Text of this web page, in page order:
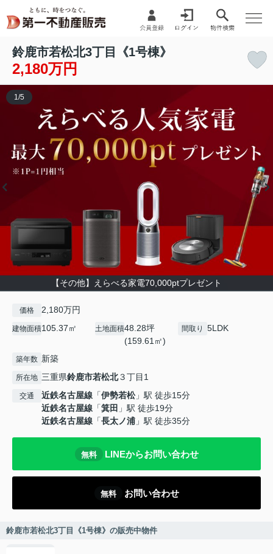
鈴鹿市若松北3丁目《1号棟》
2,180万円
【その他】えらべる家電70,000ptプレゼント
1 /5
価格 2,180万円
建物面積105.37㎡ 土地面積48.28坪
(159.61㎡)
間取り 5LDK
築年数 新築
所在地 三重県鈴鹿市若松北３丁目1
交通 近鉄名古屋線 「伊勢若松」駅 徒歩15分
近鉄名古屋線 「箕田 」駅 徒歩19分
近鉄名古屋線 「長太ノ浦 」駅 徒歩35分
無料 LINEからお問い合わせ
無料 お問い合わせ
鈴鹿市若松北3丁目《1号棟》の販売中物件